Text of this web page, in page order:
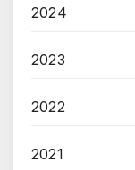
2024
2023
2022
2021